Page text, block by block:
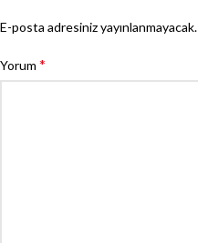
E-posta adresiniz yayınlanmayacak.
Yorum *